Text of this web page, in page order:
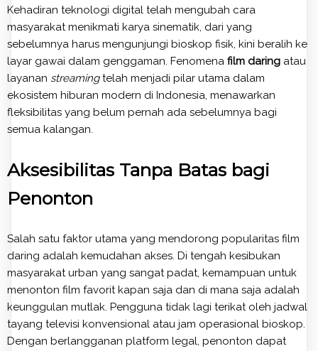
Kehadiran teknologi digital telah mengubah cara
masyarakat menikmati karya sinematik, dari yang
sebelumnya harus mengunjungi bioskop fisik, kini beralih ke
layar gawai dalam genggaman. Fenomena film daring atau
layanan streamingtelah menjadi pilar utama dalam
ekosistem hiburan modern di Indonesia, menawarkan
fleksibilitas yang belum pernah ada sebelumnya bagi
semua kalangan.
Aksesibilitas Tanpa Batas bagi
Penonton
Salah satu faktor utama yang mendorong popularitas film
daring adalah kemudahan akses. Di tengah kesibukan
masyarakat urban yang sangat padat, kemampuan untuk
menonton film favorit kapan saja dan di mana saja adalah
keunggulan mutlak. Pengguna tidak lagi terikat oleh jadwal
tayang televisi konvensional atau jam operasional bioskop.
Dengan berlangganan platform legal, penonton dapat